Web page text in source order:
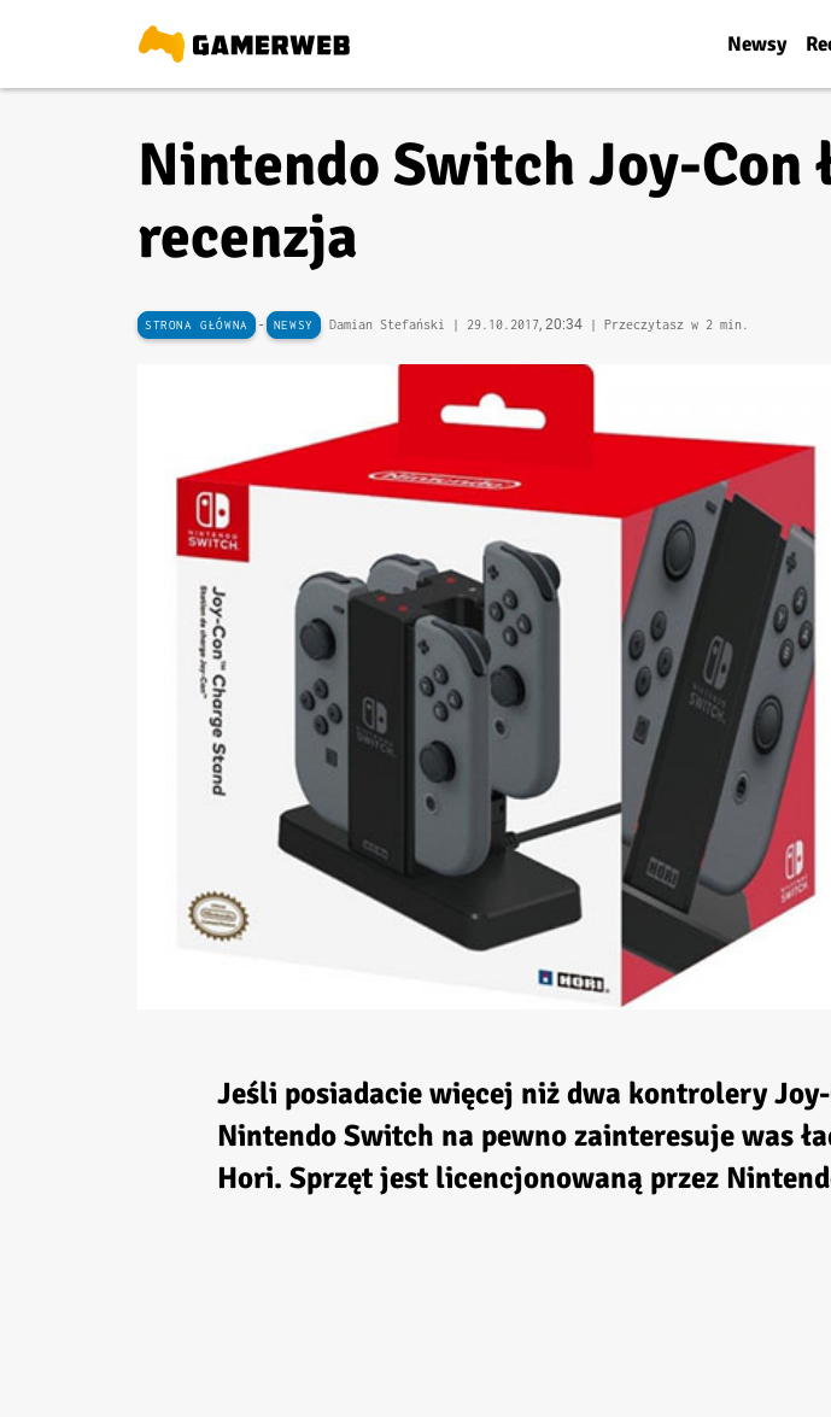
Newsy
Nintendo Switch Joy-Con
recenzja
STRONA GŁÓWNA - NEWSY Damian Stefański | 29.10.2017, 20:34 | Przeczytasz w 2 min.
Jeśli posiadacie więcej niż dwa kontrolery
Nintendo Switch na pewno zainteresuje was
Hori. Sprzęt jest licencjonowaną przez